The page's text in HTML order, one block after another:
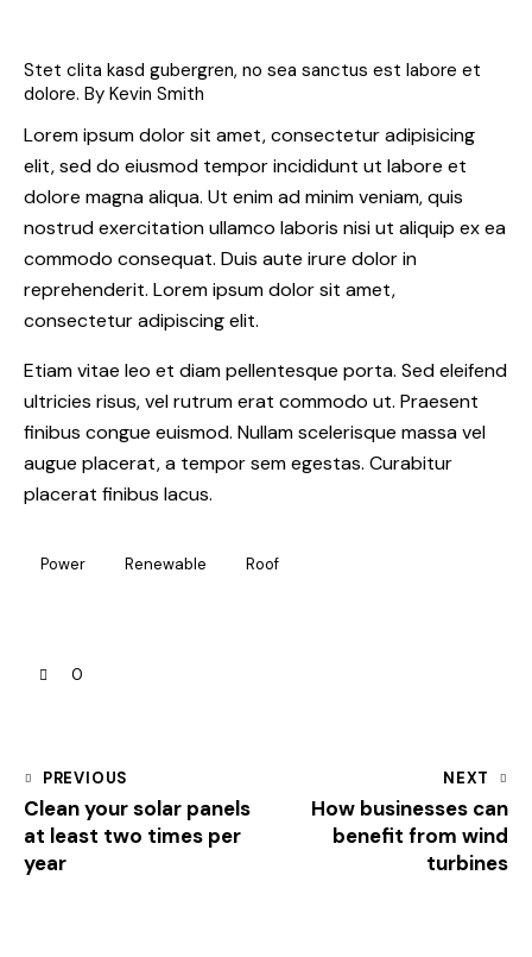
Stet clita kasd gubergren, no sea sanctus est labore et
dolore. By Kevin Smith
Lorem ipsum dolor sit amet, consectetur adipisicing
elit, sed do eiusmod tempor incididunt ut labore et
dolore magna aliqua. Ut enim ad minim veniam, quis
nostrud exercitation ullamco laboris nisi ut aliquip ex ea
commodo consequat. Duis aute irure dolor in
reprehenderit. Lorem ipsum dolor sit amet,
consectetur adipiscing elit.
Etiam vitae leo et diam pellentesque porta. Sed eleifend
ultricies risus, vel rutrum erat commodo ut. Praesent
finibus congue euismod. Nullam scelerisque massa vel
augue placerat, a tempor sem egestas. Curabitur
placerat finibus lacus.
Power Renewable Roof
0
PREVIOUS
Clean your solar panels
at least two times per
year
NEXT
How businesses can
benefit from wind
turbines